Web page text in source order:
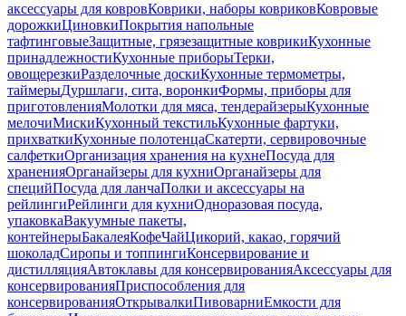
аксессуары для ковровКоврики, наборы ковриковКовровые
дорожкиЦиновкиПокрытия напольные
тафтинговыеЗащитные, грязезащитные коврикиКухонные
принадлежностиКухонные приборыТерки,
овощерезкиРазделочные доскиКухонные термометры,
таймерыДуршлаги, сита, воронкиФормы, приборы для
приготовленияМолотки для мяса, тендерайзерыКухонные
мелочиМискиКухонный текстильКухонные фартуки,
прихваткиКухонные полотенцаСкатерти, сервировочные
салфеткиОрганизация хранения на кухнеПосуда для
храненияОрганайзеры для кухниОрганайзеры для
специйПосуда для ланчаПолки и аксессуары на
рейлингиРейлинги для кухниОдноразовая посуда,
упаковкаВакуумные пакеты,
контейнерыБакалеяКофеЧайЦикорий, какао, горячий
шоколадСиропы и топпингиКонсервирование и
дистилляцияАвтоклавы для консервированияАксессуары для
консервированияПриспособления для
консервированияОткрывалкиПивоварниЕмкости для